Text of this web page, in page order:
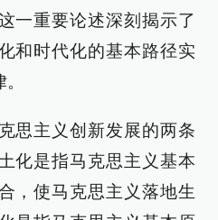
一重要论述深刻揭示了
和时代化的基本路径实
思主义创新发展的两条
化是指马克思主义基本
，使马克思主义落地生